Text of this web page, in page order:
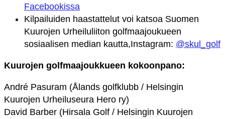
Facebookissa
Kilpailuiden haastattelut voi katsoa Suomen
Kuurojen Urheiluliiton golfmaajoukueen
sosiaalisen median kautta,Instagram: @skul_golf
Kuurojen golfmaajoukkueen kokoonpano:
André Pasuram (Ålands golfklubb / Helsingin
Kuurojen Urheiluseura Hero ry)
David Barber (Hirsala Golf / Helsingin Kuurojen